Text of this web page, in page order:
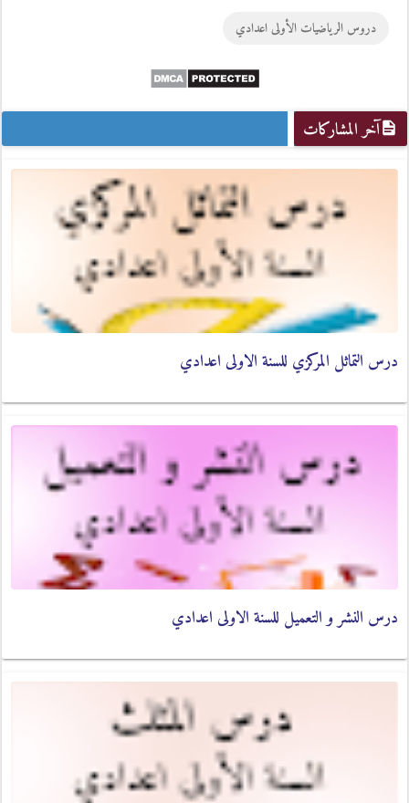
دروس الرياضيات الأولى اعدادي
آخر المشاركات
درس التماثل المركزي للسنة الاولى اعدادي
درس النشر و التعميل للسنة الاولى اعدادي